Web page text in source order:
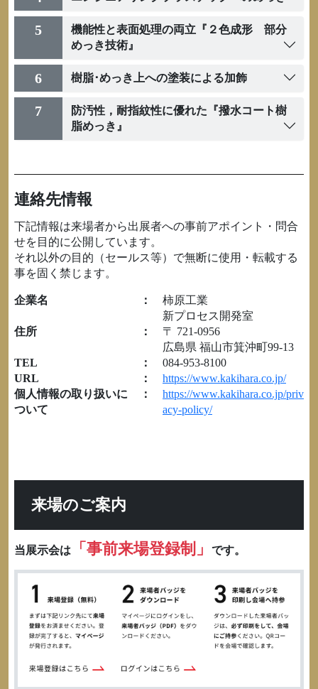
5
機能性と表面処理の両立『２色成形 部分
めっき技術』
6 樹脂･めっき上への塗装による加飾
7
防汚性，耐指紋性に優れた『撥水コート樹
脂めっき』
連絡先情報
下記情報は来場者から出展者への事前アポイント・問合
せを目的に公開しています。
それ以外の目的（セールス等）で無断に使用・転載する
事を固く禁じます。
企業名 ： 柿原工業
新プロセス開発室
住所
： 〒 721-0956
広島県 福山市箕沖町99-13
TEL
： 084-953-8100
URL
： https://www.kakihara.co.jp/
個人情報の取り扱いに
ついて
： https://www.kakihara.co.jp/priv
acy-policy/
来場のご案内
当展示会は 「事前来場登録制」 です。